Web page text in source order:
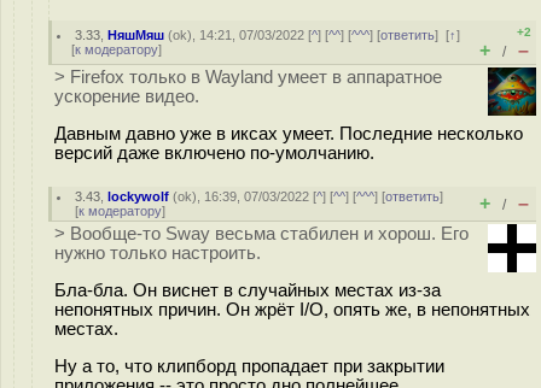
3.33 ,НяшМяш (ok), 14:21, 07/03/2022 [^] [^^] [^^^] [ответить][↑]
[к модератору]
+2
+ / –
> Firefox только в Wayland умеет в аппаратное
ускорение видео.
Давным давно уже в иксах умеет. Последние несколько
версий даже включено по-умолчанию.
3.43 ,lockywolf (ok), 16:39, 07/03/2022 [^] [^^] [^^^] [ответить]
[к модератору] + / –
> Вообще-то Sway весьма стабилен и хорош. Его
нужно только настроить.
Бла-бла. Он виснет в случайных местах из-за
непонятных причин. Он жрёт I/O, опять же, в непонятных
местах.
Ну а то, что клипборд пропадает при закрытии